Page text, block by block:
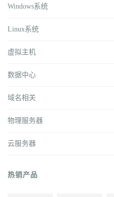
Windows系统
Linux系统
虚拟主机
数据中心
域名相关
物理服务器
云服务器
热销产品